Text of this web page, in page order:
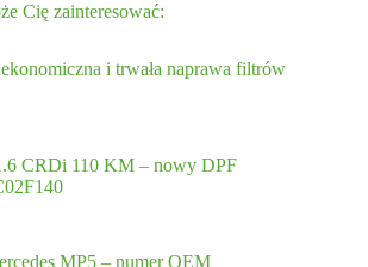
Cię zainteresować:
i trwała naprawa filtrów
CRDi 110 KM – nowy DPF
MP5 – numer OEM